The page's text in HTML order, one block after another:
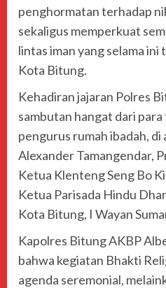
penghormatan terhadap
sekaligus memperkuat
lintas iman yang selama ini
Kota Bitung.
Kehadiran jajaran Polres
sambutan hangat dari para
pengurus rumah ibadah,
Alexander Tamangendar,
Ketua Klenteng Seng Bo
Ketua Parisada Hindu
Kota Bitung, I Wayan
Kapolres Bitung AKBP
bahwa kegiatan Bhakti
agenda seremonial,